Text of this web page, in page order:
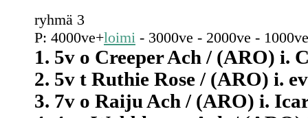
ryhmä 3
P: 4000ve+loimi - 3000ve - 2000ve -
1. 5v o Creeper Ach / (ARO) i.
2. 5v t Ruthie Rose / (ARO) i.
3. 7v o Raiju Ach / (ARO) i.